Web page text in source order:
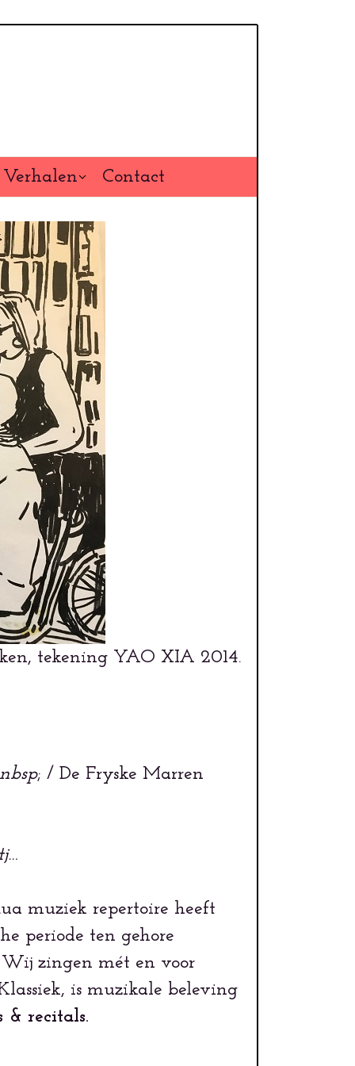
Verhalen Contact
tekening YAO XIA 2014.
; / De Fryske Marren
muziek repertoire heeft
periode ten gehore
Wij zingen mét en voor
is muzikale beleving
& recitals.